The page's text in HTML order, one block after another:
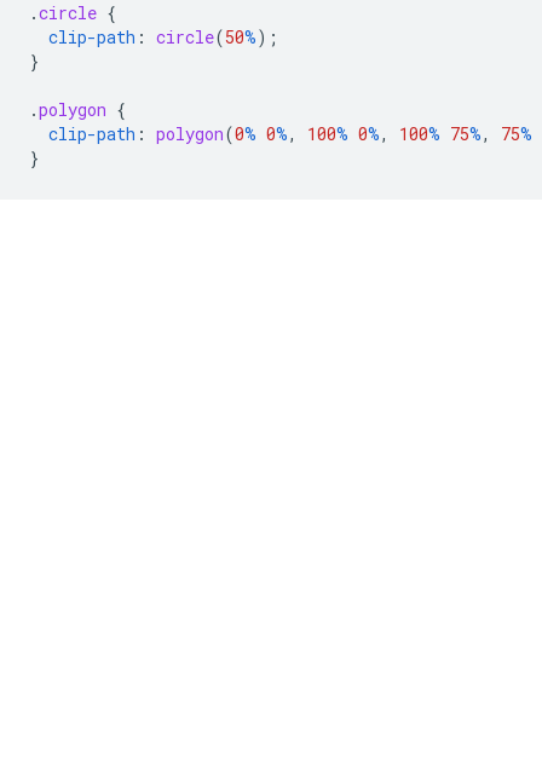
.circle {
clip-path : circle(50%);
}
.polygon {
clip-path : polygon(0% 0%, 100% 0%, 100% 75%, 75%
}